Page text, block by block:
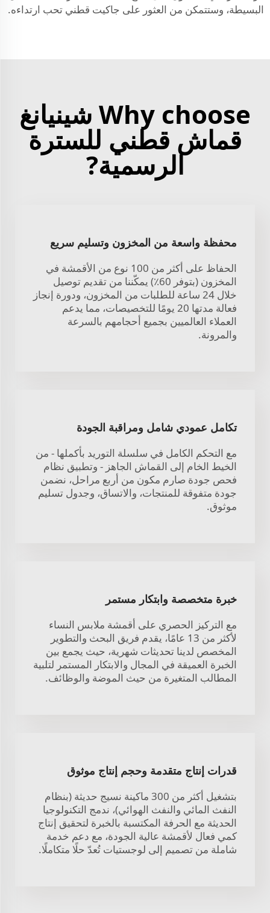
البسيطة، وستتمكن من العثور على جاكيت قطني تحب ارتداءه.
Why choose شينيانغ
قماش قطني للسترة
الرسمية?
محفظة واسعة من المخزون وتسليم سريع
الحفاظ على أكثر من 100 نوع من الأقمشة في
المخزون (بتوفر 60٪) يمكّننا من تقديم توصيل
خلال 24 ساعة للطلبات من المخزون، ودورة إنجاز
فعالة مدتها 20 يومًا للتخصيصات، مما يدعم
العملاء العالميين بجميع أحجامهم بالسرعة
والمرونة.
تكامل عمودي شامل ومراقبة الجودة
مع التحكم الكامل في سلسلة التوريد بأكملها - من
الخيط الخام إلى القماش الجاهز - وتطبيق نظام
فحص جودة صارم مكون من أربع مراحل، نضمن
جودة متفوقة للمنتجات، والاتساق، وجدول تسليم
موثوق.
خبرة متخصصة وابتكار مستمر
مع التركيز الحصري على أقمشة ملابس النساء
لأكثر من 13 عامًا، يقدم فريق البحث والتطوير
المخصص لدينا تحديثات شهرية، حيث يجمع بين
الخبرة العميقة في المجال والابتكار المستمر لتلبية
المطالب المتغيرة من حيث الموضة والوظائف.
قدرات إنتاج متقدمة وحجم إنتاج موثوق
بتشغيل أكثر من 300 ماكينة نسيج حديثة (بنظام
النفث المائي والنفث الهوائي)، ندمج التكنولوجيا
الحديثة مع الحرفة المكتسبة بالخبرة لتحقيق إنتاج
كمي فعال لأقمشة عالية الجودة، مع دعم خدمة
شاملة من تصميم إلى لوجستيات تُعدّ حلًا متكاملًا.